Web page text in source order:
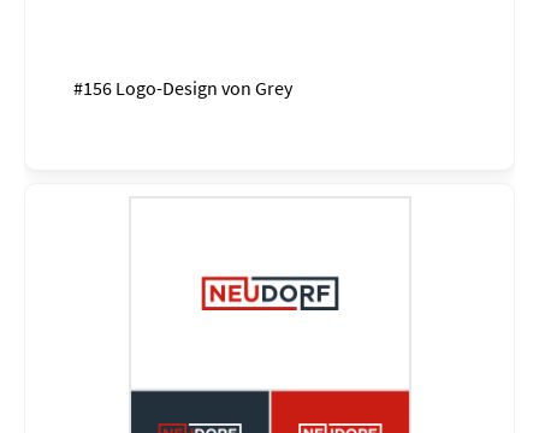
#156 Logo-Design von Grey